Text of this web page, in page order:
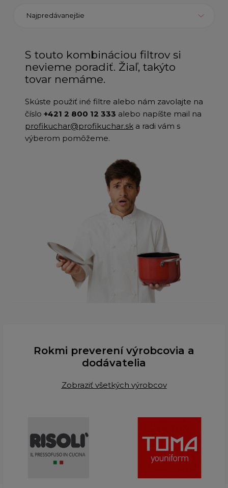
Najpredávanejšie
S touto kombináciou filtrov si
nevieme poradiť. Žiaľ, takýto
tovar nemáme.
Skúste použiť iné filtre alebo nám zavolajte na
číslo +421 2 800 12 333 alebo napíšte mail na
profikuchar@profikuchar.sk a radi vám s
výberom pomôžeme.
Rokmi preverení výrobcovia a
dodávatelia
Zobraziť všetkých výrobcov